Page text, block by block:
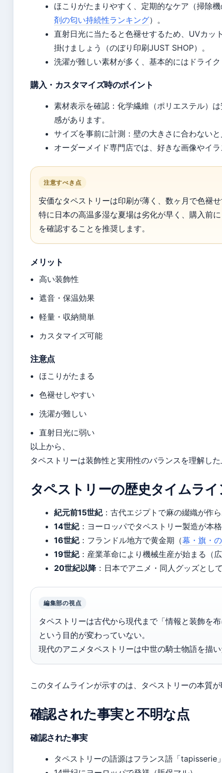
ほこりがたまりやすく、定期的なケア（掃除
剤の匂い持続性ランキング）。
直射日光に当たると色褪せするため、UVカッ
掛けましょう（のぼり印刷JUST SHOP）。
洗濯が難しい素材が多く、基本的にはドライ
購入・カスタマイズ時のポイント
素材表示を確認：化学繊維（ポリエステル）
感があります。
サイズを事前に計測：壁の大きさに合わない
オーダーメイド専門店では、好きな画像やイ
注意すべき点
安価なタペストリーは印刷が薄く、数ヶ月で色褪
特に日本の高温多湿な夏場は劣化が早く、購入前
を確認することを推奨します。
メリット
高い装飾性
遮音・保温効果
軽量・収納簡単
カスタマイズ可能
注意点
ほこりがたまる
色褪せしやすい
洗濯が難しい
直射日光に弱い
以上から、
タペストリーは装飾性と実用性のバランスを理解し
タペストリーの歴史タイムラ
紀元前15世紀：古代エジプトで麻の綴織が作
14世紀：ヨーロッパでタペストリー製造が本
16世紀：フランドル地方で黄金期（幕・旗・
19世紀：産業革命により機械生産が始まる（
20世紀以降 ：日本でアニメ・同人グッズとし
編集部の視点
タペストリーは古代から現代まで「情報と装飾を
という目的が変わっていない。
現代のアニメタペストリーは中世の騎士物語を描
このタイムラインが示すのは、タペストリーの本質
確認された事実と不明な点
確認された事実
タペストリーの語源はフランス語「tapisserie